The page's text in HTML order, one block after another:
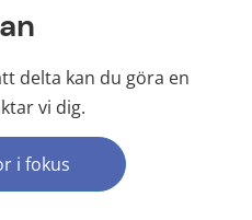
delta kan du göra en
vi dig.
i fokus
annan webbplats, öppnas i